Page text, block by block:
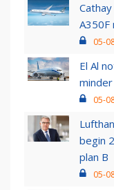
A350F
05-
El Al
05-
begin
plan B
05-